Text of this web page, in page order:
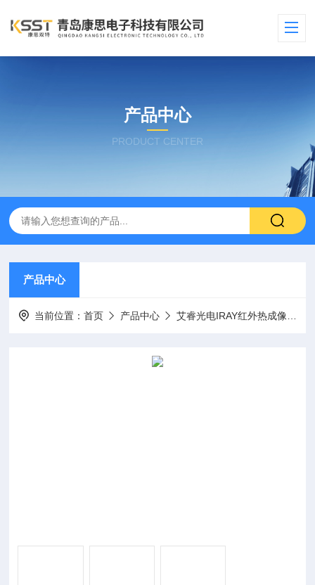
产品中心
PRODUCT CENTER
产品中心
当前位置：首页 产品中心 艾睿光电IRAY红外热成像仪